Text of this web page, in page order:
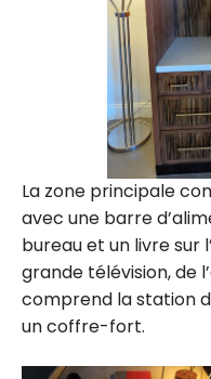
La zone principale
avec une barre
bureau et un livre sur
grande télévision, de
comprend la station
un coffre-fort.